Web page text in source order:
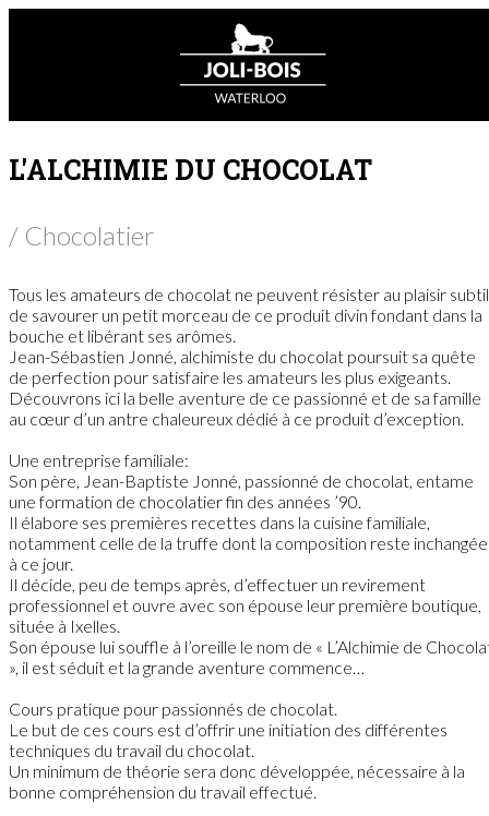
L'ALCHIMIE DU CHOCOLAT
/ Chocolatier
Tous les amateurs de chocolat ne peuvent résister au plaisir subtil
de savourer un petit morceau de ce produit divin fondant dans la
bouche et libérant ses arômes.
Jean-Sébastien Jonné, alchimiste du chocolat poursuit sa quête
de perfection pour satisfaire les amateurs les plus exigeants.
Découvrons ici la belle aventure de ce passionné et de sa famille
au cœur d’un antre chaleureux dédié à ce produit d’exception.
Une entreprise familiale:
Son père, Jean-Baptiste Jonné, passionné de chocolat, entame
une formation de chocolatier fin des années ’90.
Il élabore ses premières recettes dans la cuisine familiale,
notamment celle de la truffe dont la composition reste inchangée
à ce jour.
Il décide, peu de temps après, d’effectuer un revirement
professionnel et ouvre avec son épouse leur première boutique,
située à Ixelles.
Son épouse lui souffle à l’oreille le nom de « L’Alchimie de
», il est séduit et la grande aventure commence…
Cours pratique pour passionnés de chocolat.
Le but de ces cours est d’offrir une initiation des différentes
techniques du travail du chocolat.
Un minimum de théorie sera donc développée, nécessaire à la
bonne compréhension du travail effectué.